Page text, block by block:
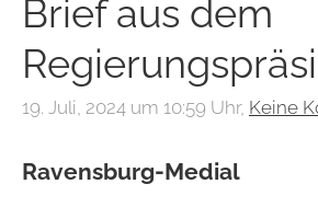
Brief aus dem
19. Juli, 2024 um 10:59 Uhr, Keine
Ravensburg-Medial